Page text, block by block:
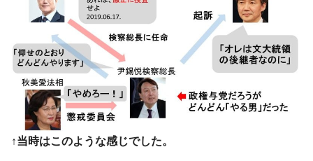
ン』1人当たり賠償10万ウォンを認定 ⇒ 総額3兆7,000億
『Money1』 韓国で猛暑。南東部では干ばつ
『Money1』
韓国型イージス搭載の次世代駆逐艦
「KDDX」1番艦、2032年竣工と公示
『Money1』
【対日本円】ウォン安が急進！ 日米の協調
に韓国がいっちょがみしたのでは。
『Money1』
は韓国で『BYD』車は売れている。6カ月で対前年同期比
↑当時はこのような感じでした。